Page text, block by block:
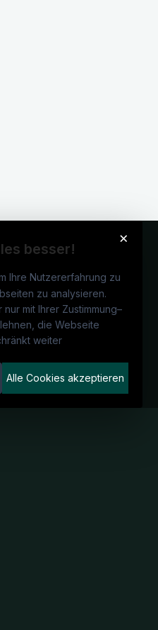
×
besser!
Ihre Nutzererfahrung zu
zu analysieren.
mit Ihrer Zustimmung–
die Webseite
weiter
Alle Cookies akzeptieren